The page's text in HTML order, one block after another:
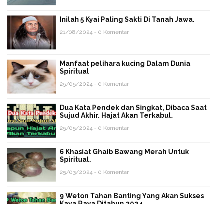
Inilah 5 Kyai Paling Sakti Di Tanah Jawa.
21/08/2024 - 0 Komentar
Manfaat pelihara kucing Dalam Dunia
Spiritual
25/05/2024 - 0 Komentar
Dua Kata Pendek dan Singkat, Dibaca Saat
Sujud Akhir. Hajat Akan Terkabul.
25/05/2024 - 0 Komentar
6 Khasiat Ghaib Bawang Merah Untuk
Spiritual.
25/03/2024 - 0 Komentar
9 Weton Tahan Banting Yang Akan Sukses